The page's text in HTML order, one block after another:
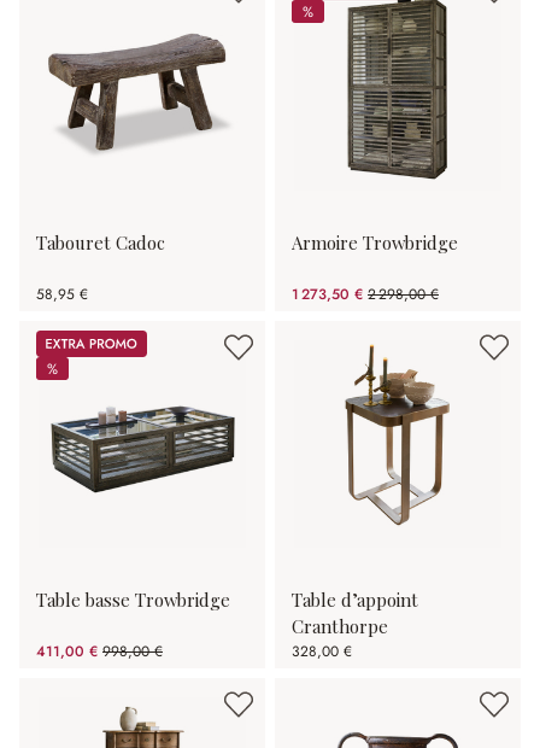
Tabouret Cadoc
58,95 €
%
%
Armoire Trowbridge
1 273,50 € 2 298,00 €
(44.58%spared)
Promos
%
%
Table basse Trowbridge
411,00 € 998,00 €
(58.82%spared)
Table d’appoint
Cranthorpe
328,00 €